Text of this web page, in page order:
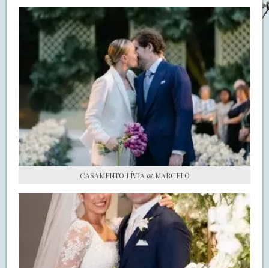
WILL YOU MARRY ME?
LUA DE MEL
COZINHA
DECORAÇÃO
DE NOIVA PRA NOIVA
S.O.S CASADAS
FALE COM O SAY I DO
CASAMENTO LÍVIA & MARCELO